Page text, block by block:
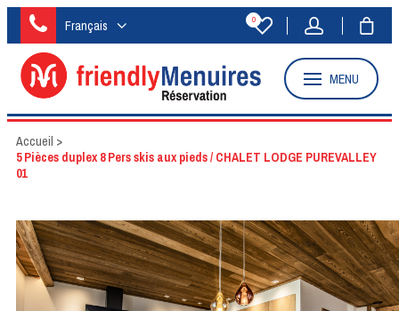
Français 0
MENU
Accueil >
5 Pièces duplex 8 Pers skis aux pieds / CHALET LODGE PUREVALLEY
01